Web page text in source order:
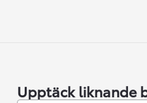
Upptäck liknande